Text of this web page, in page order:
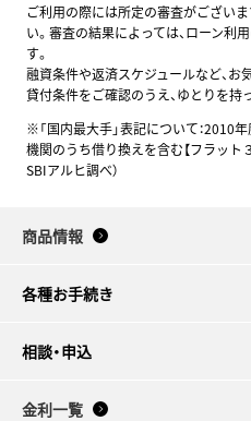
ご利用の際には所定の審査がござい
い。審査の結果によっては、ローン利
す。
融資条件や返済スケジュールなど、お
貸付条件をご確認のうえ、ゆとりを持
※「国内最大手」表記について：2010
機関のうち借り換えを含む【フラット
SBIアルヒ調べ）
商品情報
各種お手続き
相談・申込
金利一覧